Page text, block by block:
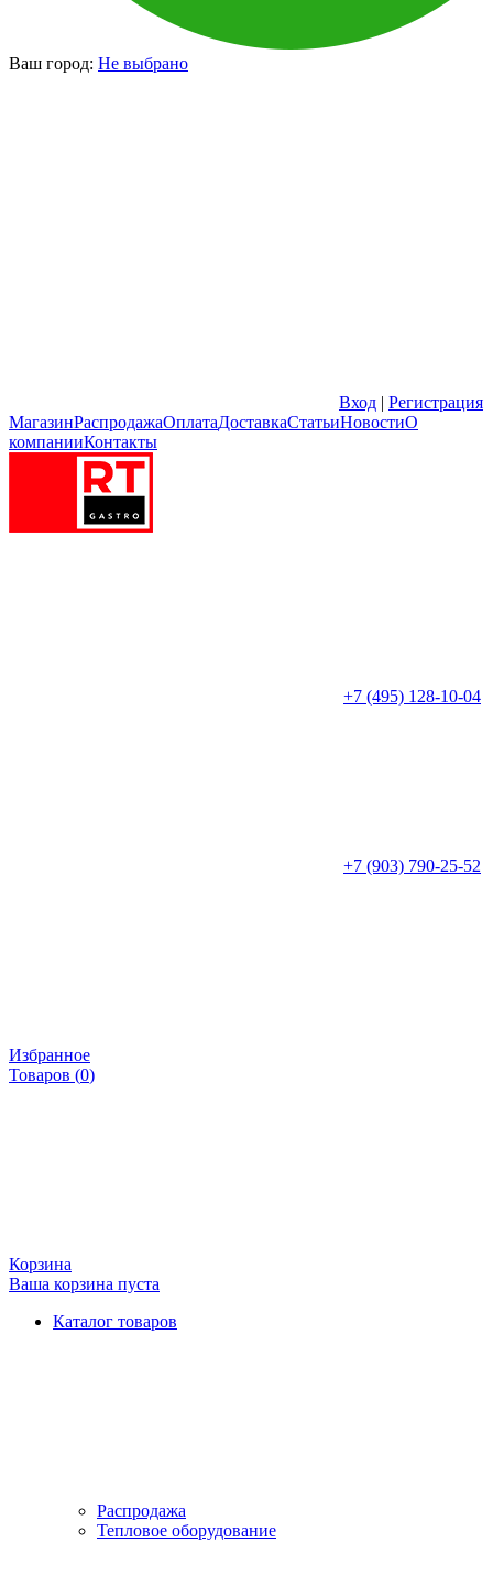
Ваш город: Не выбрано
Вход | Регистрация
МагазинРаспродажаОплатаДоставкаСтатьиНовостиО
компанииКонтакты
+7 (495) 128-10-04
+7 (903) 790-25-52
Избранное
Товаров (0)
Корзина
Ваша корзина пуста
Каталог товаров
Распродажа
Тепловое оборудование